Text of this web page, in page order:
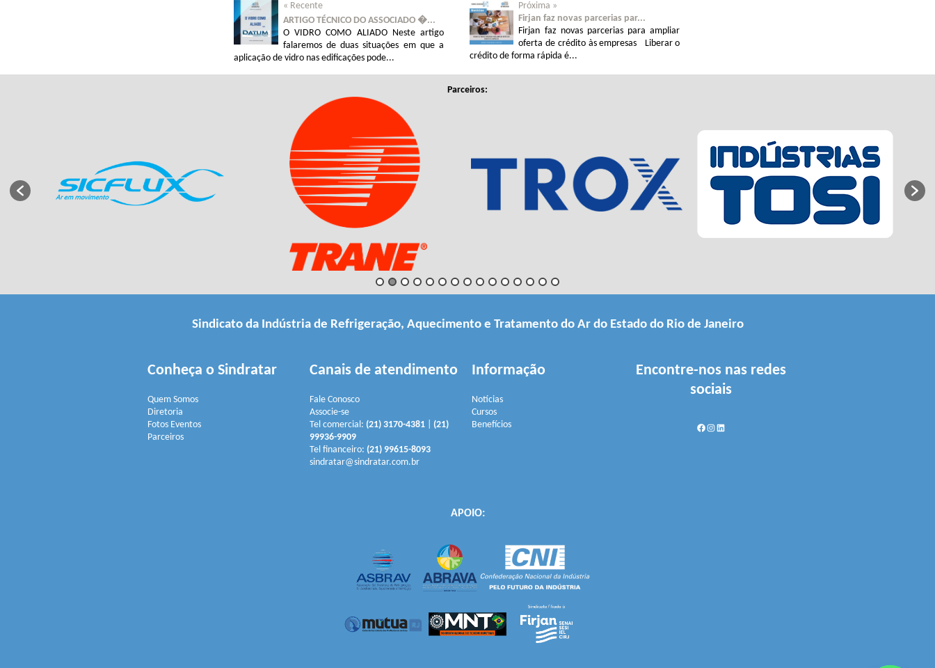
« Recente
ARTIGO TÉCNICO DO ASSOCIADO �...
O VIDRO COMO ALIADO Neste artigo
falaremos de duas situações em que a
aplicação de vidro nas edificações pode...
Próxima »
Firjan faz novas parcerias par...
Firjan faz novas parcerias para ampliar
oferta de crédito às empresas Liberar o
crédito de forma rápida é...
Parceiros:
Sindicato da Indústria de Refrigeração, Aquecimento e Tratamento do Ar do Estado do Rio de Janeiro
Conheça o Sindratar
Quem Somos
Diretoria
Fotos Eventos
Parceiros
Canais de atendimento
Fale Conosco
Associe-se
Tel comercial: (21) 3170-4381
(21)
99936-9909
Tel financeiro: (21) 99615-8093
sindratar@sindratar.com.br
Informação
Notícias
Cursos
Benefícios
Encontre-nos nas redes
sociais
Facebook
Instagram
LinkedIn
APOIO: